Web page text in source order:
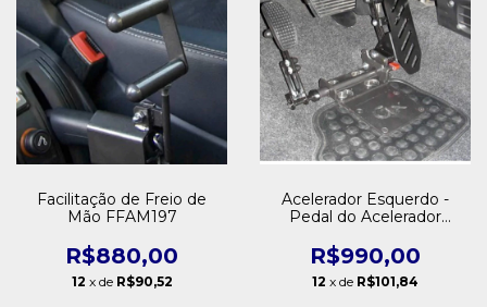
Facilitação de Freio de
Mão FFAM197
R$880,00
12 x de R$90,52
Acelerador Esquerdo -
Pedal do Acelerador
Pavimento/Piso D908PS
R$990,00
12 x de R$101,84